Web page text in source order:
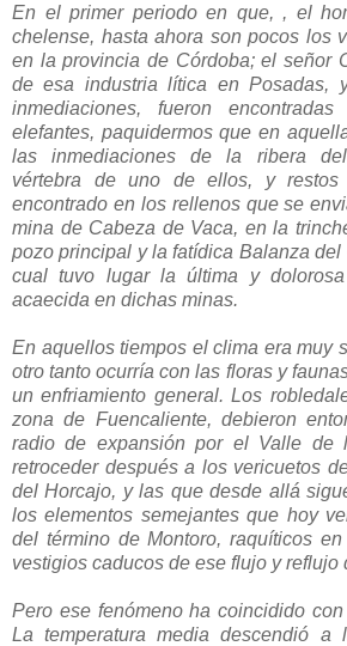
En el primer periodo en que, , el
chelense, hasta ahora son pocos los
en la provincia de Córdoba; el señor
de esa industria lítica en Posadas,
inmediaciones, fueron
elefantes, paquidermos que en
las inmediaciones de la ribera
vértebra de uno de ellos, y
encontrado en los rellenos que se
mina de Cabeza de Vaca, en la
pozo principal y la fatídica Balanza del
cual tuvo lugar la última y
acaecida en dichas minas.
En aquellos tiempos el clima era muy
otro tanto ocurría con las floras y
un enfriamiento general. Los
zona de Fuencaliente, debieron
radio de expansión por el Valle de
retroceder después a los vericuetos
del Horcajo, y las que desde allá
los elementos semejantes que hoy
del término de Montoro, raquíticos
vestigios caducos de ese flujo y reflujo
Pero ese fenómeno ha coincidido
La temperatura media descendió a